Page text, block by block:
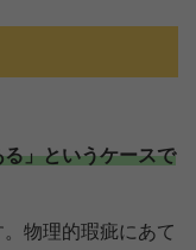
」というケースで
物理的瑕疵にあて